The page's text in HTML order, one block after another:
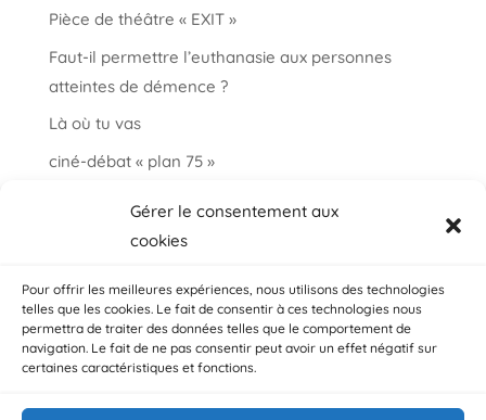
Gérer le consentement aux
cookies
Pour offrir les meilleures expériences, nous utilisons des technologies
telles que les cookies. Le fait de consentir à ces technologies nous
permettra de traiter des données telles que le comportement de
navigation. Le fait de ne pas consentir peut avoir un effet négatif sur
certaines caractéristiques et fonctions.
Pièce de théâtre « EXIT »
Faut-il permettre l’euthanasie aux personnes
atteintes de démence ?
Là où tu vas
ciné-débat « plan 75 »
choisir ma fin vie